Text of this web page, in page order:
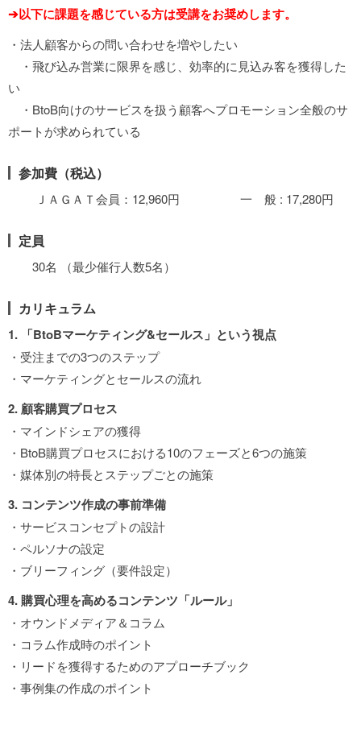
➔以下に課題を感じている方は受講をお奨めします。
・法人顧客からの問い合わせを増やしたい
・飛び込み営業に限界を感じ、効率的に見込み客を獲得した
い
・BtoB向けのサービスを扱う顧客へプロモーション全般のサ
ポートが求められている
参加費（税込）
ＪＡＧＡＴ会員：12,960円 一 般 : 17,280円
定員
30名 （最少催行人数5名）
カリキュラム
1. 「BtoBマーケティング&セールス」という視点
・受注までの3つのステップ
・マーケティングとセールスの流れ
2. 顧客購買プロセス
・マインドシェアの獲得
・BtoB購買プロセスにおける10のフェーズと6つの施策
・媒体別の特長とステップごとの施策
3. コンテンツ作成の事前準備
・サービスコンセプトの設計
・ペルソナの設定
・ブリーフィング（要件設定）
4. 購買心理を高めるコンテンツ「ルール」
・オウンドメディア＆コラム
・コラム作成時のポイント
・リードを獲得するためのアプローチブック
・事例集の作成のポイント